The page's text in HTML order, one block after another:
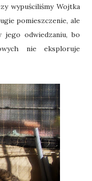
wypuściliśmy Wojtka
pomieszczenie, ale
jego odwiedzaniu, bo
nie eksploruje